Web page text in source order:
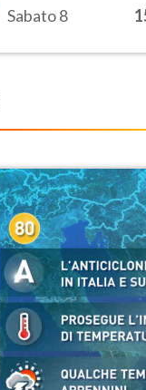
Sabato 8